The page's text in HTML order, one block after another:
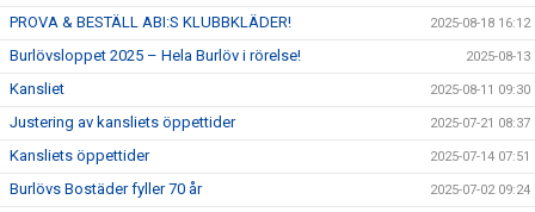
PROVA & BESTÄLL ABI:S KLUBBKLÄDER! 2025-08-18 16:12
Burlövsloppet 2025 – Hela Burlöv i rörelse! 2025-08-13
Kansliet 2025-08-11 09:30
Justering av kansliets öppettider 2025-07-21 08:37
Kansliets öppettider 2025-07-14 07:51
Burlövs Bostäder fyller 70 år 2025-07-02 09:24